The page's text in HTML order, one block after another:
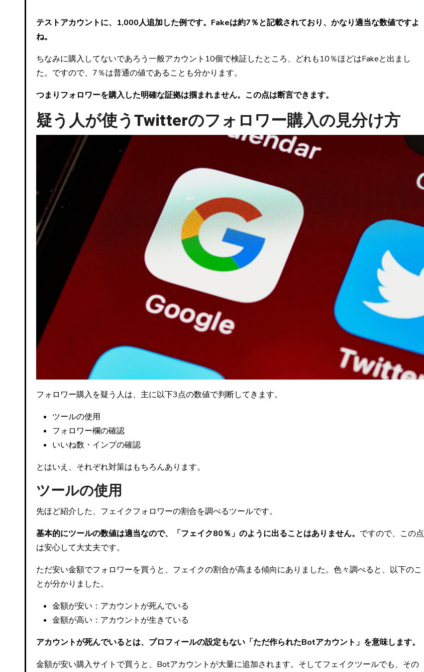
テストアカウントに、1,000人追加した例です。Fakeは約7％と記載されており、かなり適当な数値ですよ
ね。
ちなみに購入してないであろう一般アカウント10個で検証したところ、どれも10％ほどはFakeと出まし
た。ですので、7％は普通の値であることも分かります。
つまりフォロワーを購入した明確な証拠は掴まれません。この点は断言できます。
疑う人が使うTwitterのフォロワー購入の見分け方
フォロワー購入を疑う人は、主に以下3点の数値で判断してきます。
ツールの使用
フォロワー欄の確認
いいね数・インプの確認
とはいえ、それぞれ対策はもちろんあります。
ツールの使用
先ほど紹介した、フェイクフォロワーの割合を調べるツールです。
基本的にツールの数値は適当なので、「フェイク80％」のように出ることはありません。 ですので、この点
は安心して大丈夫です。
ただ安い金額でフォロワーを買うと、フェイクの割合が高まる傾向にありました。色々調べると、以下のこ
とが分かりました。
金額が安い：アカウントが死んでいる
金額が高い：アカウントが生きている
アカウントが死んでいるとは、プロフィールの設定もない「ただ作られたBotアカウント」を意味します。
金額が安い購入サイトで買うと、Botアカウントが大量に追加されます。そしてフェイクツールでも、その